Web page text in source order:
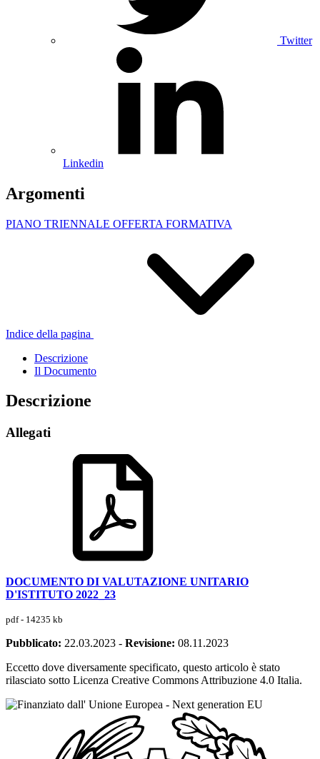
Twitter
Linkedin
Argomenti
PIANO TRIENNALE OFFERTA FORMATIVA
Indice della pagina
Descrizione
Il Documento
Descrizione
Allegati
DOCUMENTO DI VALUTAZIONE UNITARIO
D'ISTITUTO 2022_23
pdf - 14235 kb
Pubblicato: 22.03.2023 - Revisione: 08.11.2023
Eccetto dove diversamente specificato, questo articolo è stato
rilasciato sotto Licenza Creative Commons Attribuzione 4.0 Italia.